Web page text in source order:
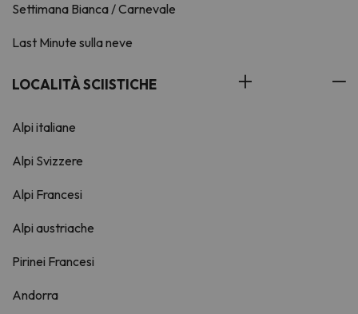
Settimana Bianca / Carnevale
Last Minute sulla neve
LOCALITÀ SCIISTICHE
Alpi italiane
Alpi Svizzere
Alpi Francesi
Alpi austriache
Pirinei Francesi
Andorra